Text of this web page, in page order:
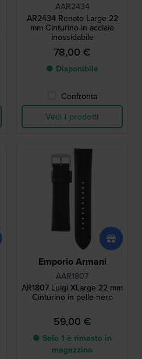
AAR2434
AR2434 Renato Large 22
mm Cinturino in acciaio
inossidabile
78,00 €
● Disponibile
Confronta
Vedi i prodotti
Emporio Armani
AAR1807
AR1807 Luigi XLarge 22 mm
Cinturino in pelle nero
59,00 €
● Solo 1 è rimasto in
magazzino